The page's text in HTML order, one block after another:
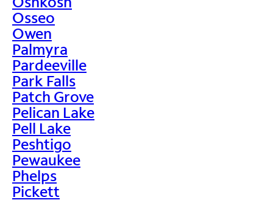
Osseo
Owen
Palmyra
Pardeeville
Park Falls
Patch Grove
Pelican Lake
Pell Lake
Peshtigo
Pewaukee
Phelps
Pickett